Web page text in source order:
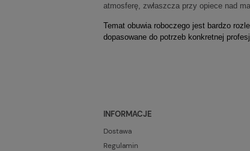
atmosferę, zwłaszcza przy opiece nad
Temat obuwia roboczego jest bardzo
dopasowane do potrzeb konkretnej
INFORMACJE
Dostawa
Regulamin